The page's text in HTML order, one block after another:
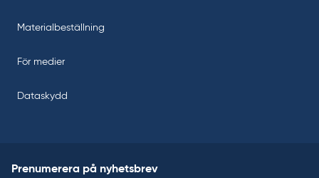
Materialbeställning
För medier
Dataskydd
Prenumerera på nyhetsbrev